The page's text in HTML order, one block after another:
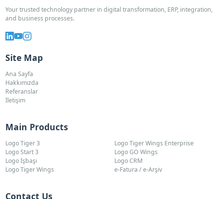
Your trusted technology partner in digital transformation, ERP, integration,
and business processes.
Site Map
Ana Sayfa
Hakkımızda
Referanslar
İletişim
Main Products
Logo Tiger 3
Logo Start 3
Logo İşbaşı
Logo Tiger Wings
Logo Tiger Wings Enterprise
Logo GO Wings
Logo CRM
e-Fatura / e-Arşiv
Contact Us